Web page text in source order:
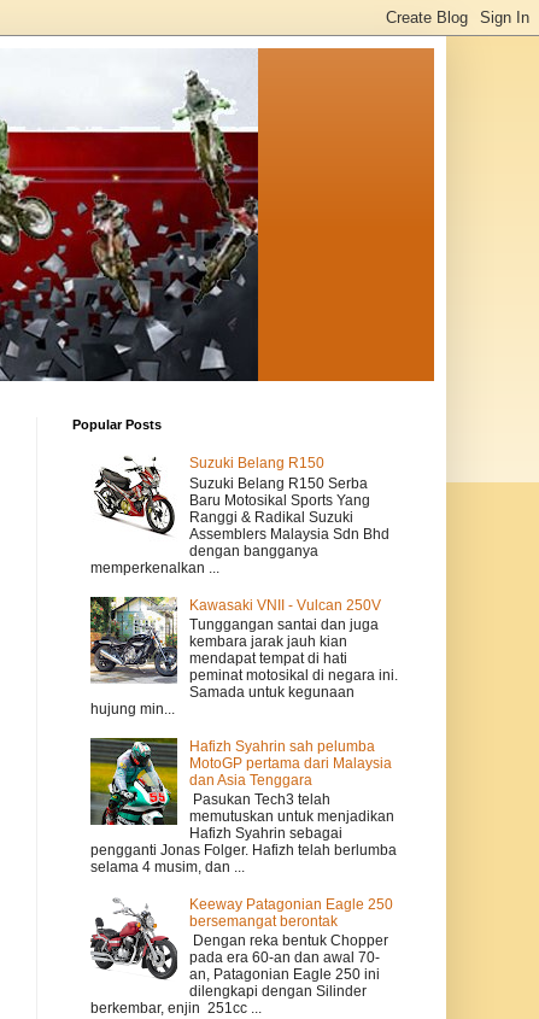
Popular Posts
Suzuki Belang R150
Suzuki Belang R150 Serba
Baru Motosikal Sports Yang
Ranggi & Radikal Suzuki
Assemblers Malaysia Sdn Bhd
dengan bangganya
memperkenalkan ...
Kawasaki VNII - Vulcan 250V
Tunggangan santai dan juga
kembara jarak jauh kian
mendapat tempat di hati
peminat motosikal di negara ini.
Samada untuk kegunaan
hujung min...
Hafizh Syahrin sah pelumba
MotoGP pertama dari Malaysia
dan Asia Tenggara
Pasukan Tech3 telah
memutuskan untuk menjadikan
Hafizh Syahrin sebagai
pengganti Jonas Folger. Hafizh telah berlumba
selama 4 musim, dan ...
Keeway Patagonian Eagle 250
bersemangat berontak
Dengan reka bentuk Chopper
pada era 60-an dan awal 70-
an, Patagonian Eagle 250 ini
dilengkapi dengan Silinder
berkembar, enjin 251cc ...